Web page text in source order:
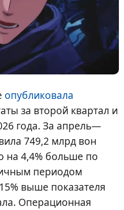
опубликовала
за второй квартал и
года. За апрель—
749,2 млрд вон
на 4,4% больше по
периодом
выше показателя
Операционная